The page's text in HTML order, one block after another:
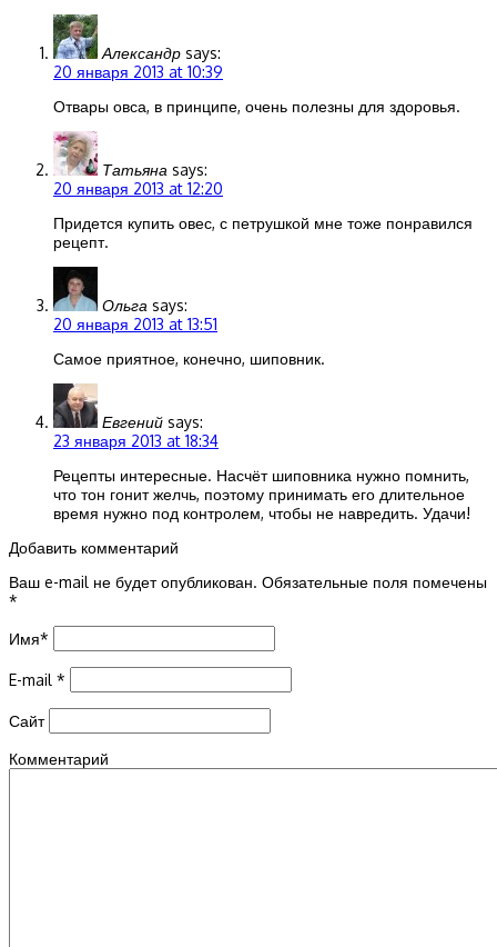
Александр says:
20 января 2013 at 10:39
Отвары овса, в принципе, очень полезны для здоровья.
Татьяна says:
20 января 2013 at 12:20
Придется купить овес, с петрушкой мне тоже понравился
рецепт.
Ольга says:
20 января 2013 at 13:51
Самое приятное, конечно, шиповник.
Евгений says:
23 января 2013 at 18:34
Рецепты интересные. Насчёт шиповника нужно помнить,
что тон гонит желчь, поэтому принимать его длительное
время нужно под контролем, чтобы не навредить. Удачи!
Добавить комментарий
Ваш e-mail не будет опубликован. Обязательные поля помечены
*
Имя*
E-mail *
Сайт
Комментарий